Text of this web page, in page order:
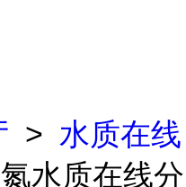
> 水质在线
水质在线分